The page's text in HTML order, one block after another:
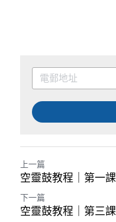
上一篇
空靈鼓教程｜第一課
下一篇
空靈鼓教程｜第三課